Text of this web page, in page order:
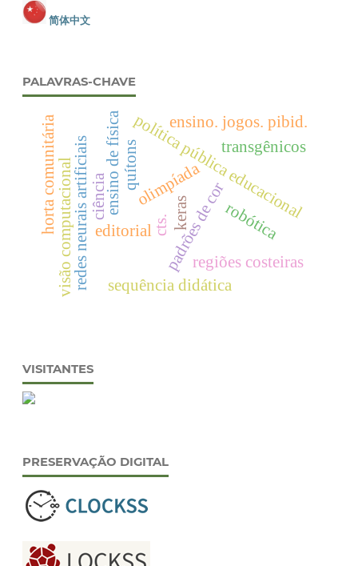
简体中文
PALAVRAS-CHAVE
editorial
olimpíada
política pública educacional
padrões de cor
quítons
regiões costeiras
robótica
redes neurais artificiais
visão computacional keras
sequência didática
transgênicos
cts.
horta comunitária ensino de física ensino. jogos. pibid.
ciência
VISITANTES
PRESERVAÇÃO DIGITAL